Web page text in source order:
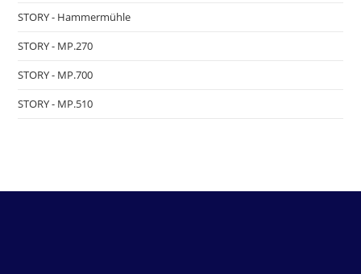
STORY - Hammermühle
STORY - MP.270
STORY - MP.700
STORY - MP.510